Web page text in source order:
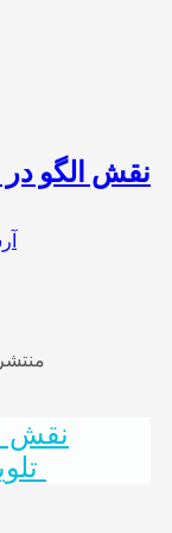
نقش الگو در
منتشر
نقش